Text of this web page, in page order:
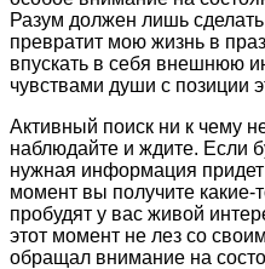
Разум должен лишь
превратит мою жизнь в
впускать в себя внешнюю
чувствами души с позиции
Активный поиск ни к чему
наблюдайте и ждите. Если
нужная информация
момент вы получите какие-
пробудят у вас живой
этот момент не лез со
обращал внимание на